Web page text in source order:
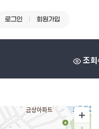
로그인 회원가입
조